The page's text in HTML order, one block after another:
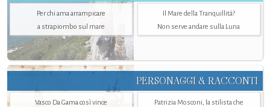
Per chi ama arrampicare
a strapiombo sul mare
Il Mare della Tranquillità?
Non serve andare sulla Luna
PERSONAGGI & RACCONTI
Vasco Da Gama così vince
Patrizia Mosconi, la stilista che